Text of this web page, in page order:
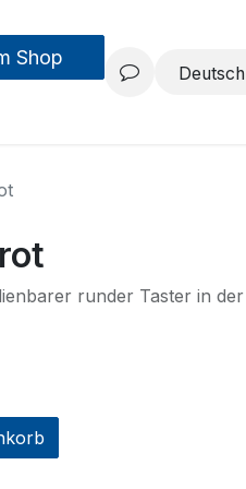
Forschung & Entwicklung
Shop
Deutsch
runder Taster in der